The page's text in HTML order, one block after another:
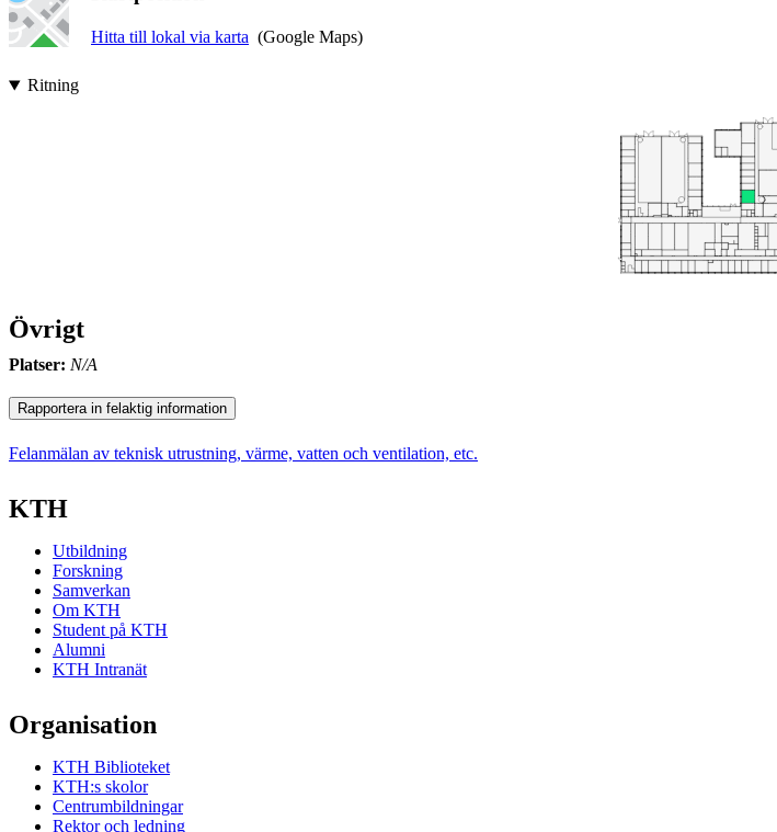
Hitta till lokal via karta (Google Maps)
Ritning
Övrigt
Platser: N/A
Rapportera in felaktig information
Felanmälan av teknisk utrustning, värme, vatten och ventilation, etc.
KTH
Utbildning
Forskning
Samverkan
Om KTH
Student på KTH
Alumni
KTH Intranät
Organisation
KTH Biblioteket
KTH:s skolor
Centrumbildningar
Rektor och ledning